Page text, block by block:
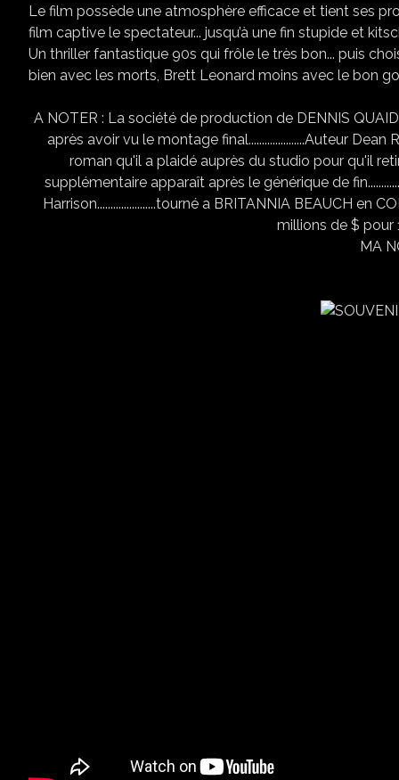
Le film possède une atmosphère efficace et tient ses
film captive le spectateur... jusqu’à une fin stupide et
Un thriller fantastique 90s qui frôle le très bon... puis
bien avec les morts, Brett Leonard moins avec le bon
A NOTER : La société de production de DENNIS
après avoir vu le montage final.....................Auteur
roman qu'il a plaidé auprès du studio pour qu'il
supplémentaire apparaît après le générique de
Harrison......................tourné a BRITANNIA BEAUCH en
millions de $ pour
MA